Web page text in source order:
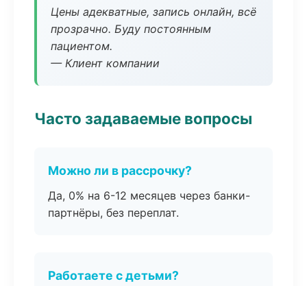
Цены адекватные, запись онлайн, всё
прозрачно. Буду постоянным
пациентом.
— Клиент компании
Часто задаваемые вопросы
Можно ли в рассрочку?
Да, 0% на 6-12 месяцев через банки-
партнёры, без переплат.
Работаете с детьми?